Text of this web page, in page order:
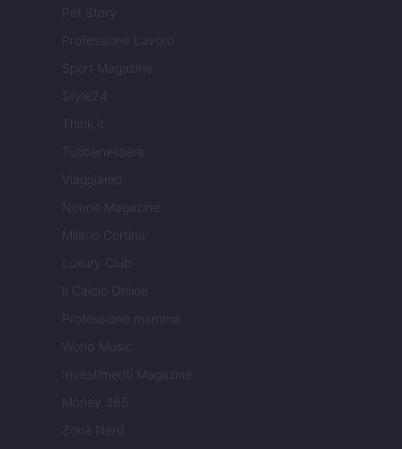
Pet Story
Professione Lavoro
Sport Magazine
Style24
Think.it
Tuobenessere
Viaggiamo
Nonne Magazine
Milano Cortina
Luxury Club
Il Calcio Online
Professione mamma
World Music
Investimenti Magazine
Money 365
Zona Nerd